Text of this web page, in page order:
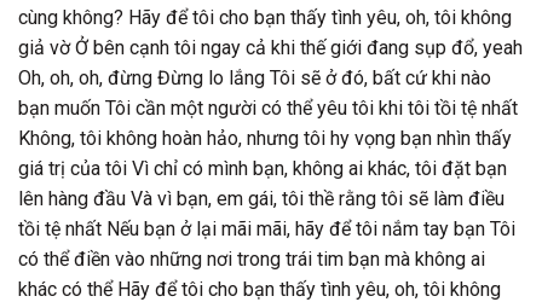
cùng không? Hãy để tôi cho bạn thấy tình yêu, oh, tôi không
giả vờ Ở bên cạnh tôi ngay cả khi thế giới đang sụp đổ, yeah
Oh, oh, oh, đừng Đừng lo lắng Tôi sẽ ở đó, bất cứ khi nào
bạn muốn Tôi cần một người có thể yêu tôi khi tôi tồi tệ nhất
Không, tôi không hoàn hảo, nhưng tôi hy vọng bạn nhìn thấy
giá trị của tôi Vì chỉ có mình bạn, không ai khác, tôi đặt bạn
lên hàng đầu Và vì bạn, em gái, tôi thề rằng tôi sẽ làm điều
tồi tệ nhất Nếu bạn ở lại mãi mãi, hãy để tôi nắm tay bạn Tôi
có thể điền vào những nơi trong trái tim bạn mà không ai
khác có thể Hãy để tôi cho bạn thấy tình yêu, oh, tôi không